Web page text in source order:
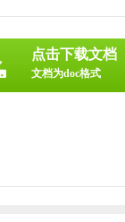
点击下载文档
文档为doc格式